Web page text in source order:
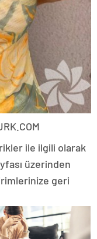
ile ilgili olarak
üzerinden
geri